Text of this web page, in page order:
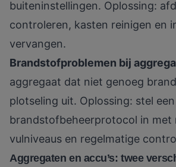
buiteninstellingen. Oplossing:
controleren, kasten reinigen en
vervangen.
Brandstofproblemen bij
aggregaat dat niet genoeg
plotseling uit. Oplossing: stel een
brandstofbeheerprotocol in met
vulniveaus en regelmatige
Aggregaten en accu’s: twee